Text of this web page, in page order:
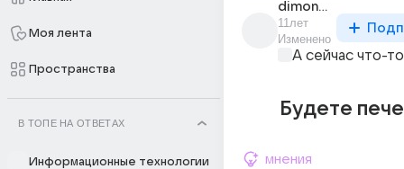
Моя лента
Пространства
В ТОПЕ НА ОТВЕТАХ
Информационные технологии
dimon_borisov_60
11лет
Изменено
А сейчас что-
Будете
мнения